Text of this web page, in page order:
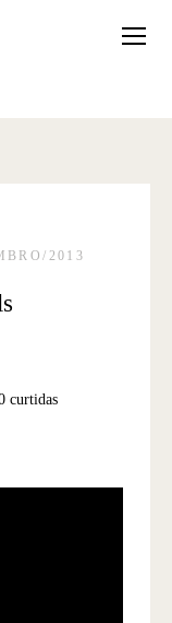
2013
curtidas